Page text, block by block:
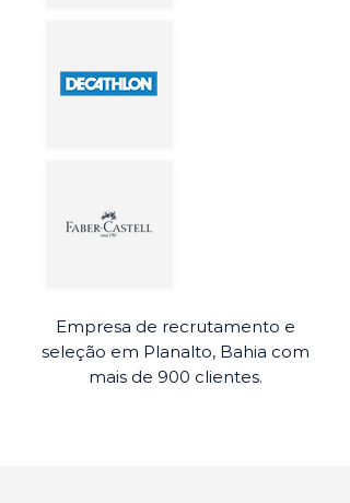
Empresa de recrutamento e
seleção em Planalto, Bahia com
mais de 900 clientes.